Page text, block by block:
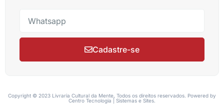
Cadastre-se
Copyright © 2023 Livraria Cultural da Mente, Todos os direitos reservados. Powered by
Centro Tecnologia | Sistemas e Sites.